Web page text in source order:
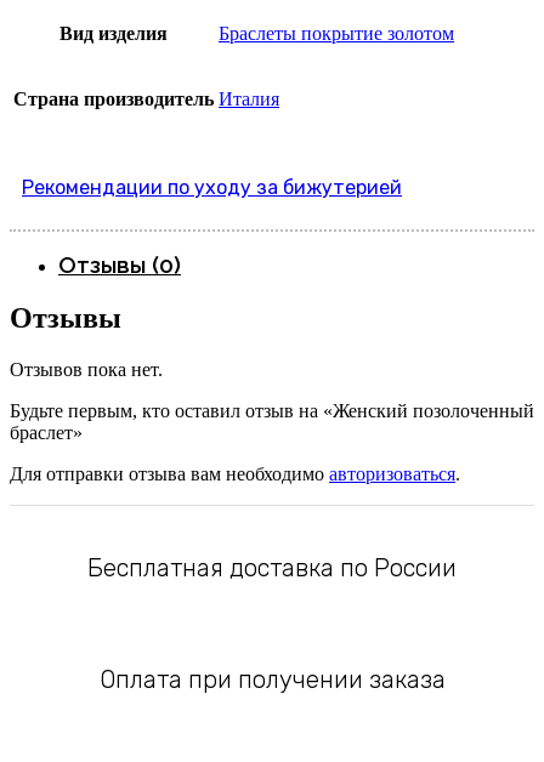
Вид изделия Браслеты покрытие золотом
Страна производитель Италия
Рекомендации по уходу за бижутерией
Отзывы (0)
Отзывы
Отзывов пока нет.
Будьте первым, кто оставил отзыв на «Женский позолоченный
браслет»
Для отправки отзыва вам необходимо авторизоваться.
Бесплатная доставка по России
Оплата при получении заказа